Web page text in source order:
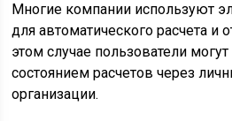
Многие компании используют
для автоматического расчета и
этом случае пользователи
состоянием расчетов через
организации.